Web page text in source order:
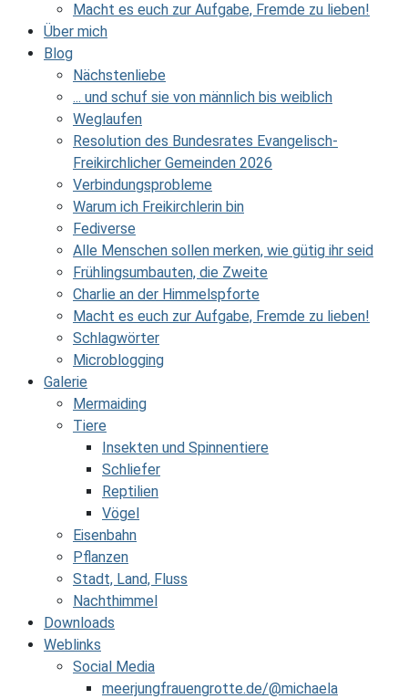
Macht es euch zur Aufgabe, Fremde zu lieben!
Über mich
Blog
Nächstenliebe
... und schuf sie von männlich bis weiblich
Weglaufen
Resolution des Bundesrates Evangelisch-
Freikirchlicher Gemeinden 2026
Verbindungsprobleme
Warum ich Freikirchlerin bin
Fediverse
Alle Menschen sollen merken, wie gütig ihr seid
Frühlingsumbauten, die Zweite
Charlie an der Himmelspforte
Macht es euch zur Aufgabe, Fremde zu lieben!
Schlagwörter
Microblogging
Galerie
Mermaiding
Tiere
Insekten und Spinnentiere
Schliefer
Reptilien
Vögel
Eisenbahn
Pflanzen
Stadt, Land, Fluss
Nachthimmel
Downloads
Weblinks
Social Media
meerjungfrauengrotte.de/@michaela